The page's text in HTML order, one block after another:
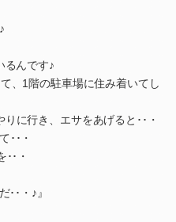
るんです♪
、1階の駐車場に住み着いてし
に行き、エサをあげると･･・
･･・
･・
･･・♪』